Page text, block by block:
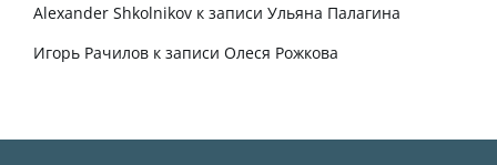
Alexander Shkolnikov к записи Ульяна Палагина
Игорь Рачилов к записи Олеся Рожкова